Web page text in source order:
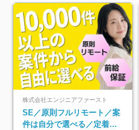
株式会社エンジニアファースト
SE／原則フルリモート／案
件は自分で選べる／定着率